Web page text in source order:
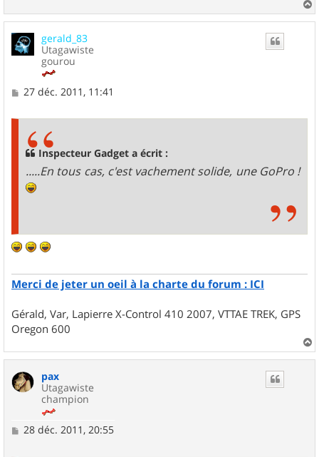
a
gerald_83
Utagawiste
gourou
M
27 déc. 2011, 11:41
Inspecteur Gadget a écrit :
.....En tous cas, c'est vachement solide, une GoPro !
Merci de jeter un oeil à la charte du forum : ICI
Gérald, Var, Lapierre X-Control 410 2007, VTTAE TREK, GPS
Oregon 600
a
pax
Utagawiste
champion
M
28 déc. 2011, 20:55